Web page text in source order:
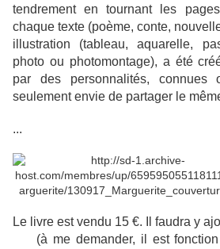
tendrement en tournant les
chaque texte (poème, conte,
illustration (tableau, aquarelle,
photo ou photomontage), a été
par des personnalités,
seulement envie de partager le
...
Le livre est vendu 15 €. Il faudra y
(à me demander, il est